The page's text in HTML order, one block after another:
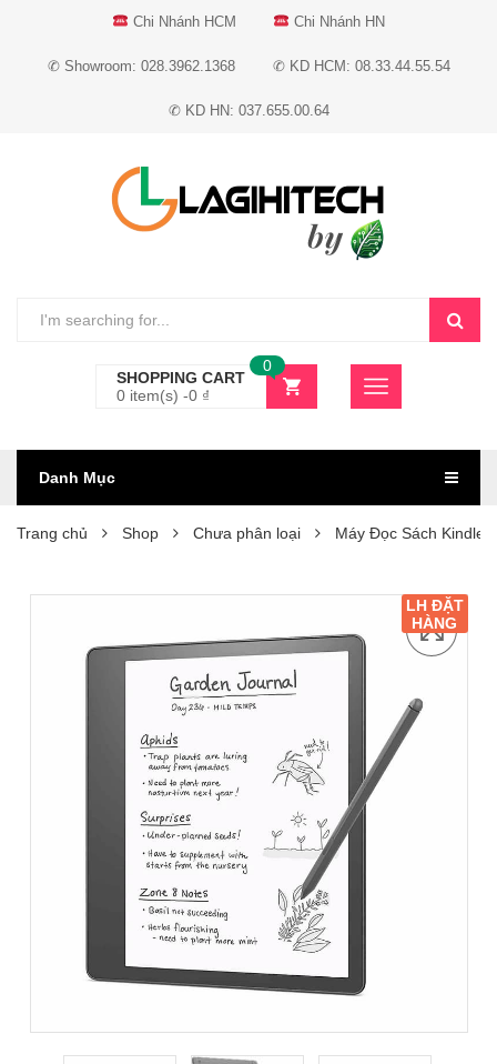
Chi Nhánh HCM Chi Nhánh HN
✆ Showroom: 028.3962.1368 ✆ KD HCM: 08.33.44.55.54
✆ KD HN: 037.655.00.64
SHOPPING CART
0 item(s) -0 ₫
0
Danh Mục
Trang chủ Shop Chưa phân loại Máy Đọc Sách Kindle
LH ĐẶT
HÀNG